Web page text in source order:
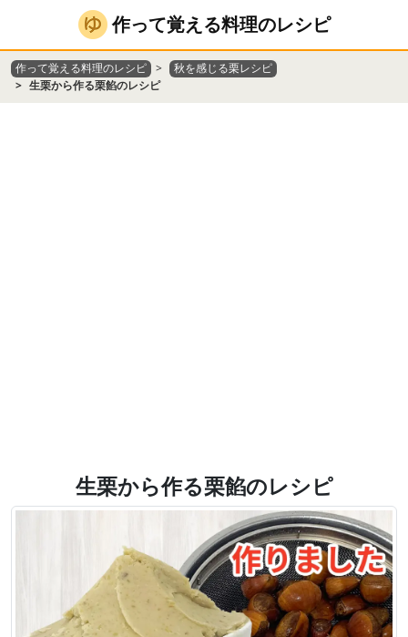
作って覚える料理のレシピ
作って覚える料理のレシピ
秋を感じる栗レシピ
生栗から作る栗餡のレシピ
生栗から作る栗餡のレシピ